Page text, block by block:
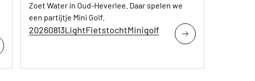
Zoet Water in Oud-Heverlee. Daar spelen we
een partijtje Mini Golf.
20260813LightFietstochtMinigolf